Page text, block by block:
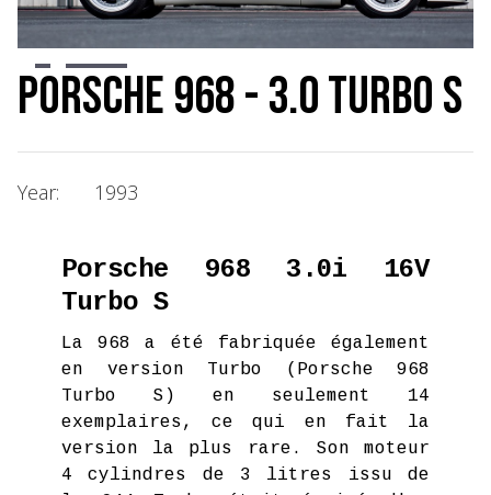
Porsche 968 - 3.0 Turbo S
Year: 1993
Porsche 968 3.0i 16V
Turbo S
La 968 a été fabriquée également
en version Turbo (Porsche 968
Turbo S) en seulement 14
exemplaires, ce qui en fait la
version la plus rare. Son moteur
4 cylindres de 3 litres issu de